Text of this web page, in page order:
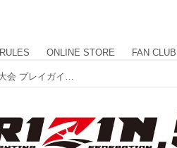
RULES ONLINE STORE FAN CLUB